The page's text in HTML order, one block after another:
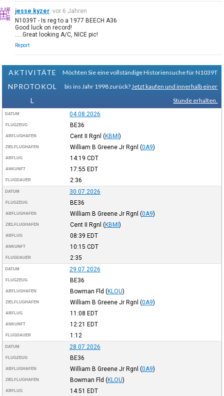
jesse kyzer vor 6 Jahren
N1039T - Is reg to a 1977 BEECH A36
Good luck on record!
.....Great looking A/C, NICE pic!
Report
AKTIVITÄTE
NPROTOKOL
L
Möchten Sie eine vollständige Historiensuche für N1039T
bis ins Jahr 1998 zurück? Jetzt kaufen und innerhalb einer
Stunde erhalten.
DATUM 04.08.2026
FLUGZEUG BE36
ABFLUGHAFEN Cent II Rgnl (KBMI)
ZIELFLUGHAFEN William B Greene Jr Rgnl (0A9)
ABFLUG 14:19 CDT
ANKUNFT 17:55 EDT
FLUGDAUER 2:36
DATUM 30.07.2026
FLUGZEUG BE36
ABFLUGHAFEN William B Greene Jr Rgnl (0A9)
ZIELFLUGHAFEN Cent II Rgnl (KBMI)
ABFLUG 08:39 EDT
ANKUNFT 10:15 CDT
FLUGDAUER 2:35
DATUM 29.07.2026
FLUGZEUG BE36
ABFLUGHAFEN Bowman Fld (KLOU)
ZIELFLUGHAFEN William B Greene Jr Rgnl (0A9)
ABFLUG 11:08 EDT
ANKUNFT 12:21 EDT
FLUGDAUER 1:12
DATUM 28.07.2026
FLUGZEUG BE36
ABFLUGHAFEN William B Greene Jr Rgnl (0A9)
ZIELFLUGHAFEN Bowman Fld (KLOU)
ABFLUG 14:51 EDT